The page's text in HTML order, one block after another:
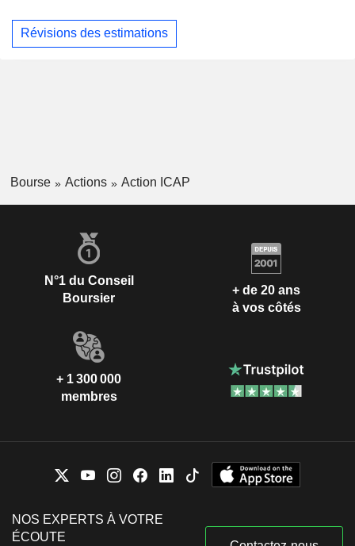
Révisions des estimations
Bourse Actions Action ICAP
N°1 du Conseil
Boursier
+ de 20 ans
à vos côtés
+ 1 300 000
membres
NOS EXPERTS À VOTRE
ÉCOUTE